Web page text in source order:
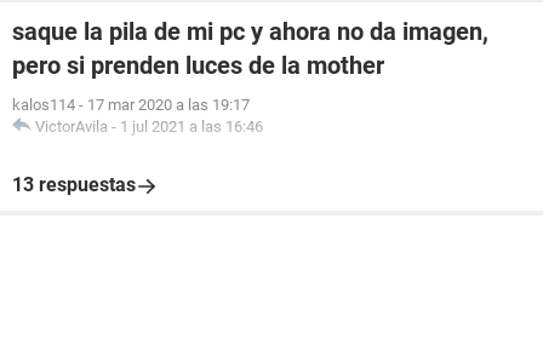
saque la pila de mi pc y ahora no da imagen,
pero si prenden luces de la mother
kalos114 - 17 mar 2020 a las 19:17
VictorAvila - 1 jul 2021 a las 16:46
13 respuestas